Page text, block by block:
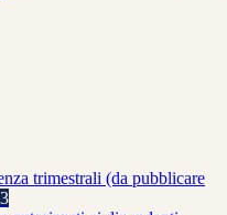
trimestrali (da pubblicare